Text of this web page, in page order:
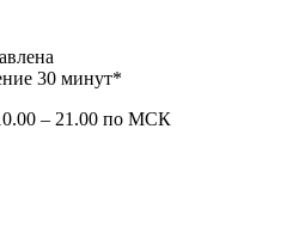
30 минут*
– 21.00 по МСК